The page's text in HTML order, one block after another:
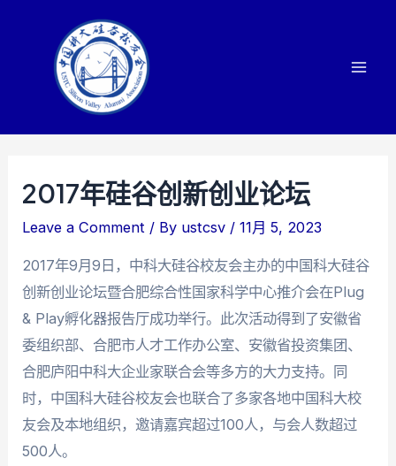
2017年硅谷创新创业论坛
Leave a Comment / By ustcsv /11月 5, 2023
2017年9月9日，中科大硅谷校友会主办的中国科大硅谷
创新创业论坛暨合肥综合性国家科学中心推介会在Plug
& Play孵化器报告厅成功举行。此次活动得到了安徽省
委组织部、合肥市人才工作办公室、安徽省投资集团、
合肥庐阳中科大企业家联合会等多方的大力支持。同
时，中国科大硅谷校友会也联合了多家各地中国科大校
友会及本地组织，邀请嘉宾超过100人，与会人数超过
500人。